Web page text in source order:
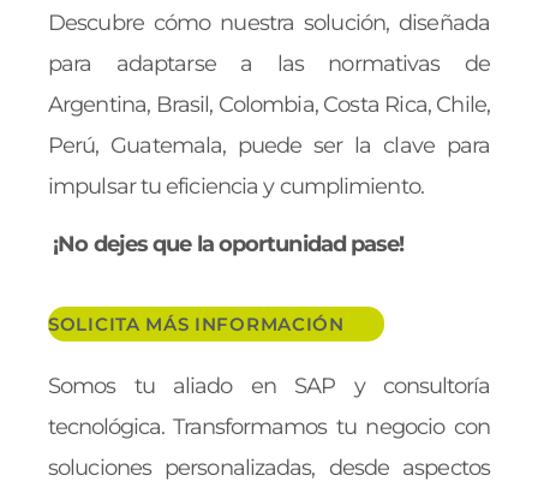
Descubre cómo nuestra solución, diseñada
para adaptarse a las normativas de
Argentina, Brasil, Colombia, Costa Rica, Chile,
Perú, Guatemala, puede ser la clave para
impulsar tu eficiencia y cumplimiento.
¡No dejes que la oportunidad pase!
SOLICITA MÁS INFORMACIÓN
Somos tu aliado en SAP y consultoría
tecnológica. Transformamos tu negocio con
soluciones personalizadas, desde aspectos